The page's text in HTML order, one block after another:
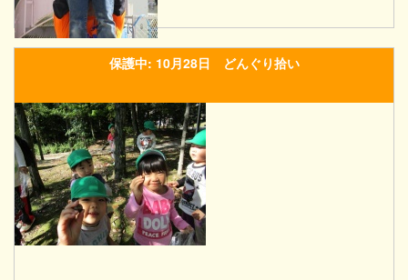
保護中: 10月28日 どんぐり拾い